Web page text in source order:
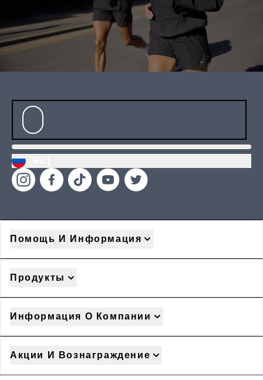
Помощь И Информация
Продукты
Информация О Компании
Акции И Вознаграждение